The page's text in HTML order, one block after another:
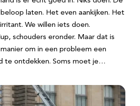
laten. Het even aankijken. Het
We willen iets doen.
schouders eronder. Maar dat is
om in een probleem een
te ontdekken. Soms moet je…